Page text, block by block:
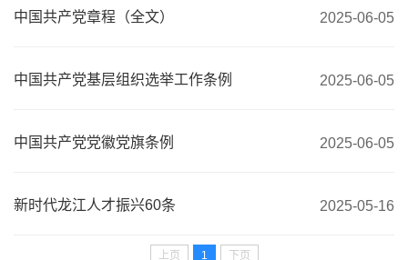
中国共产党章程（全文） 2025-06-05
中国共产党基层组织选举工作条例 2025-06-05
中国共产党党徽党旗条例 2025-06-05
新时代龙江人才振兴60条 2025-05-16
上页 1 下页